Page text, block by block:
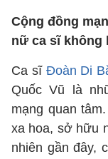
Cộng đồng
nữ ca sĩ không
Ca sĩ Đoàn Di
Quốc Vũ là
mạng quan
xa hoa, sở hữu
nhiên gần đây,